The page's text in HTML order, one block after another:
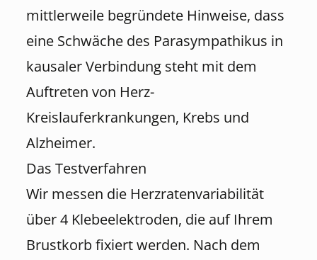
mittlerweile begründete Hinweise, dass
eine Schwäche des Parasympathikus in
kausaler Verbindung steht mit dem
Auftreten von Herz-
Kreislauferkrankungen, Krebs und
Alzheimer.
Das Testverfahren
Wir messen die Herzratenvariabilität
über 4 Klebeelektroden, die auf Ihrem
Brustkorb fixiert werden. Nach dem